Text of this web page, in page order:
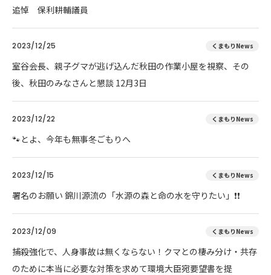
追悼 保利耕輔議員
2023/12/25 くまもりNews
室谷会長、親子グマが逃げ込んだ秋田の作業小屋を視察、その
後、秋田のみなさんと懇談 12月3日
2023/12/22 くまもりNews
🐾とよ、今年も無事冬ごもりへ
2023/12/15 くまもりNews
署名のお願い 錦川源流の「水源の森と命の水を守りたい」❗❗
2023/12/09 くまもりNews
捕殺強化で、人身事故は無くならない！クマとの棲み分け・共存
のために本当に必要な対策を求めて環境大臣宛要望書を提